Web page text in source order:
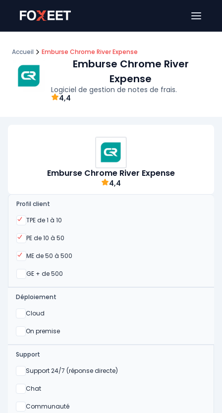
Accueil Emburse Chrome River Expense
Emburse Chrome River
Expense
Logiciel de gestion de notes de frais.
4,4
Emburse Chrome River Expense
4,4
Profil client
TPE de 1 à 10
Oui
PE de 10 à 50
Oui
ME de 50 à 500
Oui
GE + de 500
Oui
Déploiement
Cloud
Oui
On premise
Oui
Support
Support 24/7 (réponse directe)
Non
Chat
Non
Communauté
Non